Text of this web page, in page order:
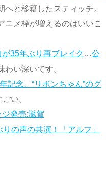
と移籍したスティッチ。
ニメ枠が増えるのはいいこ
35年ぶり再ブレイク …公
わい深いです。
記念、“リボンちゃん”のグ
い。
発売:滋賀
の声の共演！「アルフ」